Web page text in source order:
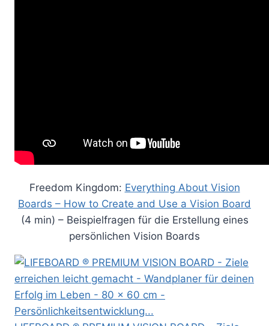
Freedom Kingdom: Everything About Vision
Boards – How to Create and Use a Vision Board
(4 min) – Beispielfragen für die Erstellung eines
persönlichen Vision Boards